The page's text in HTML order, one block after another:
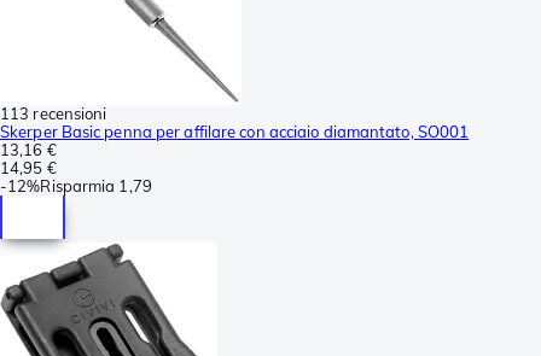
113 recensioni
Skerper Basic penna per affilare con acciaio diamantato, SO001
13,16 €
14,95 €
-12%Risparmia 1,79